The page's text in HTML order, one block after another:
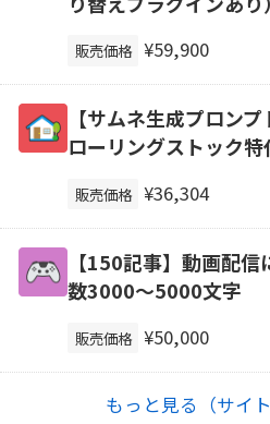
販売価格 ¥59,900
【サムネ生成プロン
ローリングストック特
販売価格 ¥36,304
【150記事】動画配
数3000～5000文字
販売価格 ¥50,000
もっと見る（サイ